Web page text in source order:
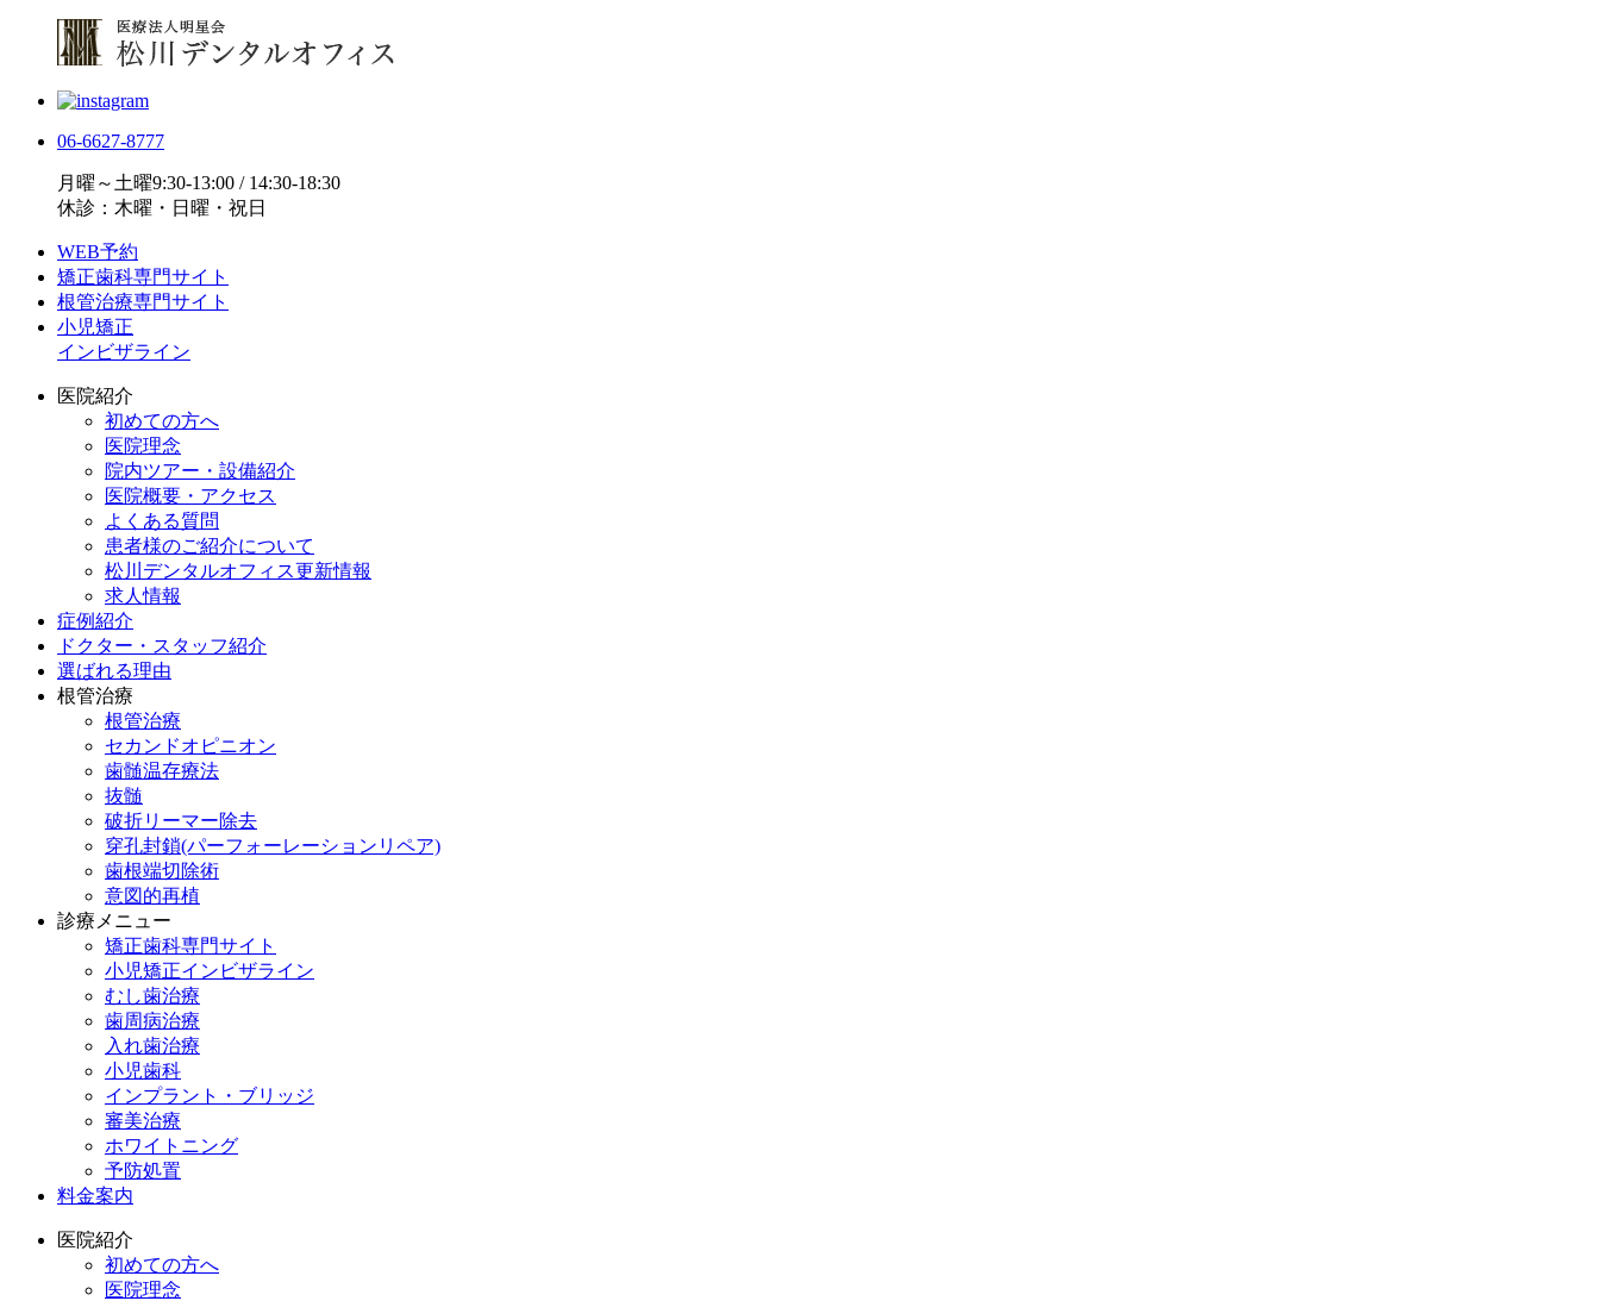
06-6627-8777
月曜～土曜9:30-13:00 / 14:30-18:30
休診：木曜・日曜・祝日
WEB予約
矯正歯科専門サイト
根管治療専門サイト
小児矯正
インビザライン
医院紹介
初めての方へ
医院理念
院内ツアー・設備紹介
医院概要・アクセス
よくある質問
患者様のご紹介について
松川デンタルオフィス更新情報
求人情報
症例紹介
ドクター・スタッフ紹介
選ばれる理由
根管治療
根管治療
セカンドオピニオン
歯髄温存療法
抜髄
破折リーマー除去
穿孔封鎖(パーフォーレーションリペア)
歯根端切除術
意図的再植
診療メニュー
矯正歯科専門サイト
小児矯正インビザライン
むし歯治療
歯周病治療
入れ歯治療
小児歯科
インプラント・ブリッジ
審美治療
ホワイトニング
予防処置
料金案内
医院紹介
初めての方へ
医院理念